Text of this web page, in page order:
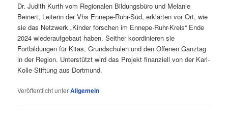
Dr. Judith Kurth vom Regionalen Bildungsbüro und Melanie
Beinert, Leiterin der Vhs Ennepe-Ruhr-Süd, erklärten vor Ort, wie
sie das Netzwerk „Kinder forschen im Ennepe-Ruhr-Kreis“ Ende
2024 wiederaufgebaut haben. Seither koordinieren sie
Fortbildungen für Kitas, Grundschulen und den Offenen Ganztag
in der Region. Unterstützt wird das Projekt finanziell von der Karl-
Kolle-Stiftung aus Dortmund.
Veröffentlicht unterAllgemein